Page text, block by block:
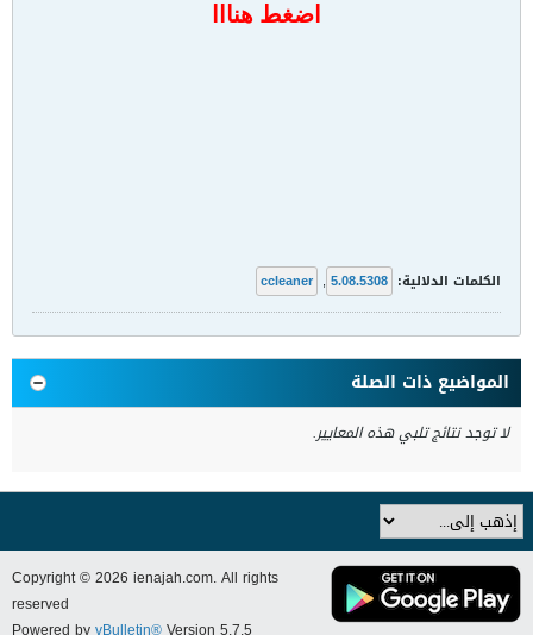
اضغط هنااا
الكلمات الدلالية: 5.08.5308
,
ccleaner
المواضيع ذات الصلة
لا توجد نتائج تلبي هذه المعايير.
Copyright © 2026 ienajah.com. All rights
reserved